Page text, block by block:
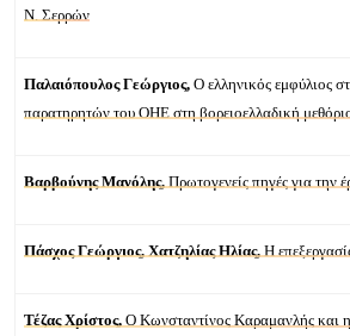
Ν. Σερρών
Παλαιόπουλος Γεώργιος, Ο ελληνικός εμφύλιος
παρατηρητών του ΟΗΕ στη βορειοελλαδική
Βαρβούνης Μανόλης,Πρωτογενείς πηγές για την
Πάσχος Γεώργιος, Χατζηλίας Ηλίας,Η
Τέζας Χρίστος, O Κωνσταντίνος Καραμανλής και